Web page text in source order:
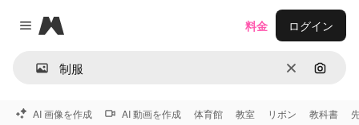
Close menu
Magnific
消去 画像で
料金 ログイン
AI 画像を作成 AI 動画を作成 体育館 教室 リボン 教科書